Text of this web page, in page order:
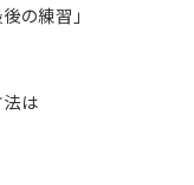
の練習」
は